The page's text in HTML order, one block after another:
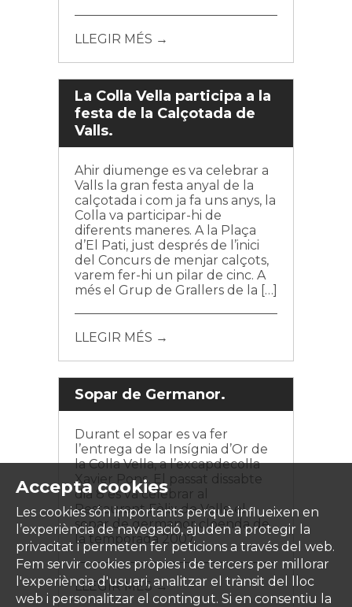
LLEGIR MÉS →
La Colla Vella participa a la
festa de la Calçotada de
Valls.
Ahir diumenge es va celebrar a
Valls la gran festa anyal de la
calçotada i com ja fa uns anys, la
Colla va participar-hi de
diferents maneres. A la Plaça
d’El Pati, just després de l’inici
del Concurs de menjar calçots,
varem fer-hi un pilar de cinc. A
més el Grup de Grallers de la […]
LLEGIR MÉS →
Sopar de Germanor.
Durant el sopar es va fer
l’entrega de la Insígnia d’Or de
la Colla Vella, a l’excapdecolla
Xavier Pons. El passat dissabte
dia 8 es va celebrar al
Restaurant Fèlix de Valls, el
sopar de germanor cloenda de
la temporada 2007.
LLEGIR MÉS →
Accepta cookies
Les cookies són importants perquè influeixen en
l’experiència de navegació, ajuden a protegir la
privacitat i permeten fer peticions a través del web.
Fem servir cookies pròpies i de tercers per millorar
l'experiència d'usuari, analitzar el trànsit del lloc
web i personalitzar el contingut. Si en consentiu la